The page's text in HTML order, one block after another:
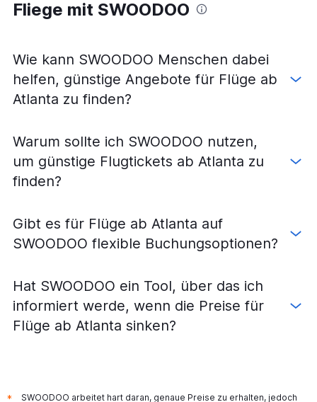
Fliege mit SWOODOO
Wie kann SWOODOO Menschen dabei
helfen, günstige Angebote für Flüge ab
Atlanta zu finden?
Warum sollte ich SWOODOO nutzen,
um günstige Flugtickets ab Atlanta zu
finden?
Gibt es für Flüge ab Atlanta auf
SWOODOO flexible Buchungsoptionen?
Hat SWOODOO ein Tool, über das ich
informiert werde, wenn die Preise für
Flüge ab Atlanta sinken?
* SWOODOO arbeitet hart daran, genaue Preise zu erhalten, jedoch